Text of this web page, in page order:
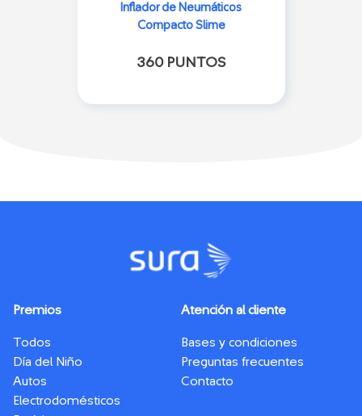
Inflador de Neumáticos
Compacto Slime
360 PUNTOS
Premios
Todos
Día del Niño
Autos
Electrodomésticos
Atención al cliente
Bases y condiciones
Preguntas frecuentes
Contacto